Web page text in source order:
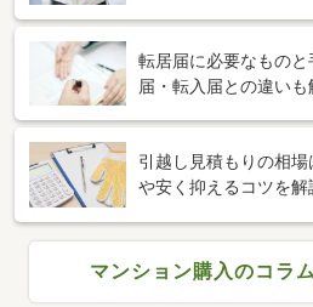
転居届に必要なもの
届・転入届との違いも
引越し見積もりの相
や安く抑えるコツを解
マンション購入のコラ